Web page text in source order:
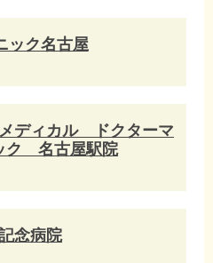
ック名古屋
ディカル ドクターマ
ク 名古屋駅院
念病院